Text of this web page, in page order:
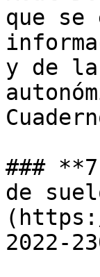
que
y de
###
de
2022-